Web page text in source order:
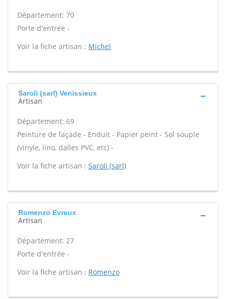
Département: 70
Porte d'entrée -
Voir la fiche artisan : Michel
Saroli (sarl) Venissieux
Artisan
Département: 69
Peinture de façade - Enduit - Papier peint - Sol souple
(vinyle, lino, dalles PVC, etc) -
Voir la fiche artisan : Saroli (sarl)
Romenzo Evreux
Artisan
Département: 27
Porte d'entrée -
Voir la fiche artisan : Romenzo